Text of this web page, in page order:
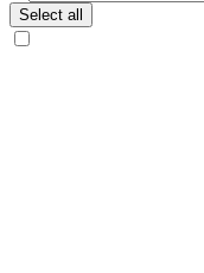
Select all